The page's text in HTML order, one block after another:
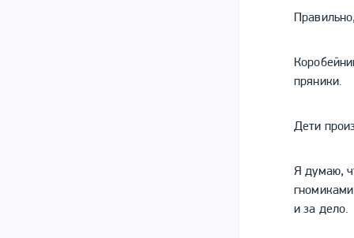
пряники.
Дети
Я думаю,
и за дело.